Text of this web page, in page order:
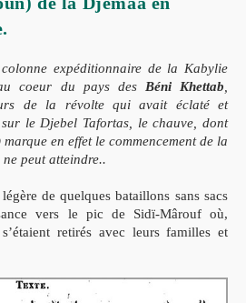
expéditionnaire de la Kabylie
coeur du pays des Béni Khettab,
de la révolte qui avait éclaté et
le Djebel Tafortas, le chauve, dont
en effet le commencement de la
peut atteindre..
de quelques bataillons sans sacs
vers le pic de Sidï-Mârouf où,
retirés avec leurs familles et